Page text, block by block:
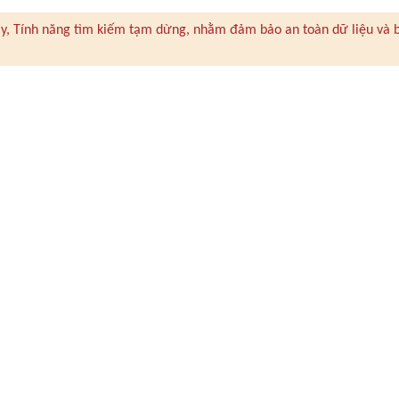
Tính năng tìm kiếm tạm dừng, nhằm đảm bảo an toàn dữ liệu và